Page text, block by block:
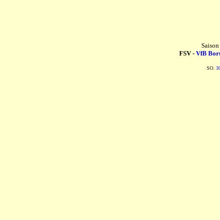
FSV - VfB
SO.